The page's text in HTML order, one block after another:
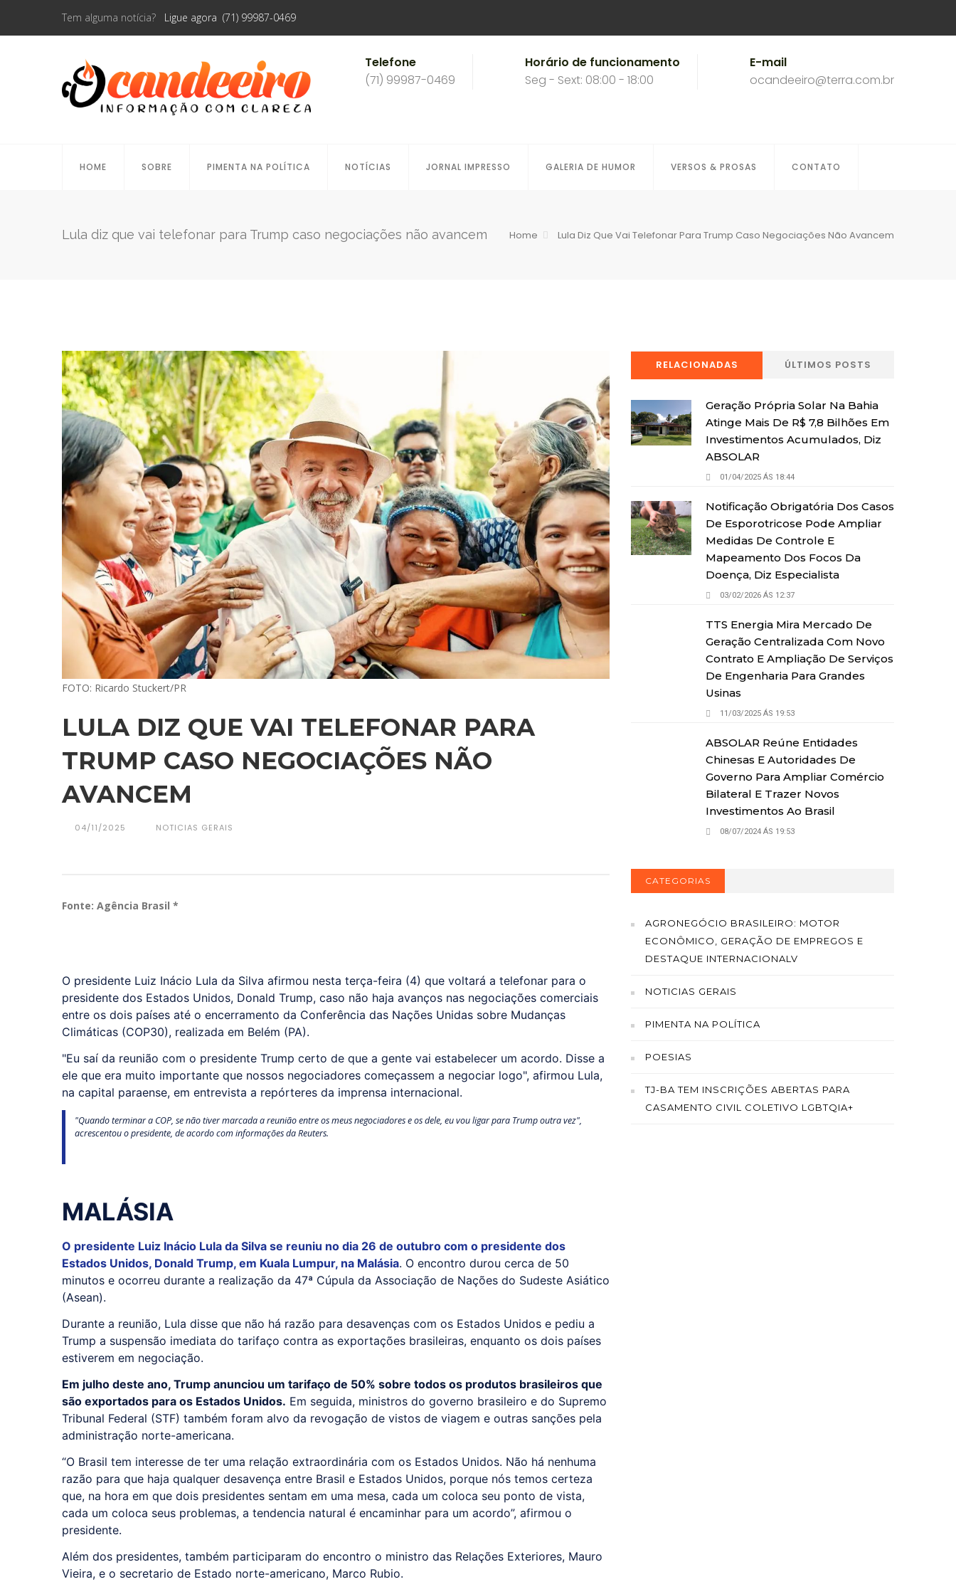
Tem alguma notícia? Ligue agora (71) 99987-0469
Telefone
(71) 99987-0469
Horário de funcionamento
Seg - Sext: 08:00 - 18:00
E-mail
ocandeeiro@terra.com.br
HOME SOBRE PIMENTA NA POLÍTICA NOTÍCIAS JORNAL IMPRESSO GALERIA DE HUMOR VERSOS & PROSAS CONTATO
Lula diz que vai telefonar para Trump caso negociações não avancem Home Lula Diz Que Vai Telefonar Para Trump Caso Negociações Não Avancem
FOTO: Ricardo Stuckert/PR
LULA DIZ QUE VAI TELEFONAR PARA
TRUMP CASO NEGOCIAÇÕES NÃO
AVANCEM
04/11/2025 NOTICIAS GERAIS
Fonte: Agência Brasil *
O presidente Luiz Inácio Lula da Silva afirmou nesta terça-feira (4) que voltará a telefonar para o
presidente dos Estados Unidos, Donald Trump, caso não haja avanços nas negociações comerciais
entre os dois países até o encerramento da Conferência das Nações Unidas sobre Mudanças
Climáticas (COP30), realizada em Belém (PA).
"Eu saí da reunião com o presidente Trump certo de que a gente vai estabelecer um acordo. Disse a
ele que era muito importante que nossos negociadores começassem a negociar logo", afirmou Lula,
na capital paraense, em entrevista a repórteres da imprensa internacional.
"Quando terminar a COP, se não tiver marcada a reunião entre os meus negociadores e os dele, eu vou ligar para Trump outra vez",
acrescentou o presidente, de acordo com informações da Reuters.
MALÁSIA
O presidente Luiz Inácio Lula da Silva se reuniu no dia 26 de outubro com o presidente dos
Estados Unidos, Donald Trump, em Kuala Lumpur, na Malásia. O encontro durou cerca de 50
minutos e ocorreu durante a realização da 47ª Cúpula da Associação de Nações do Sudeste Asiático
(Asean).
Durante a reunião, Lula disse que não há razão para desavenças com os Estados Unidos e pediu a
Trump a suspensão imediata do tarifaço contra as exportações brasileiras, enquanto os dois países
estiverem em negociação.
Em julho deste ano, Trump anunciou um tarifaço de 50% sobre todos os produtos brasileiros que
são exportados para os Estados Unidos. Em seguida, ministros do governo brasileiro e do Supremo
Tribunal Federal (STF) também foram alvo da revogação de vistos de viagem e outras sanções pela
administração norte-americana.
“O Brasil tem interesse de ter uma relação extraordinária com os Estados Unidos. Não há nenhuma
razão para que haja qualquer desavença entre Brasil e Estados Unidos, porque nós temos certeza
que, na hora em que dois presidentes sentam em uma mesa, cada um coloca seu ponto de vista,
cada um coloca seus problemas, a tendencia natural é encaminhar para um acordo”, afirmou o
presidente.
Além dos presidentes, também participaram do encontro o ministro das Relações Exteriores, Mauro
Vieira, e o secretario de Estado norte-americano, Marco Rubio.
RELACIONADAS ÚLTIMOS POSTS
Geração Própria Solar Na Bahia
Atinge Mais De R$ 7,8 Bilhões Em
Investimentos Acumulados, Diz
ABSOLAR
01/04/2025 ÁS 18:44
Notificação Obrigatória Dos Casos
De Esporotricose Pode Ampliar
Medidas De Controle E
Mapeamento Dos Focos Da
Doença, Diz Especialista
03/02/2026 ÁS 12:37
TTS Energia Mira Mercado De
Geração Centralizada Com Novo
Contrato E Ampliação De Serviços
De Engenharia Para Grandes
Usinas
11/03/2025 ÁS 19:53
ABSOLAR Reúne Entidades
Chinesas E Autoridades De
Governo Para Ampliar Comércio
Bilateral E Trazer Novos
Investimentos Ao Brasil
08/07/2024 ÁS 19:53
CATEGORIAS
AGRONEGÓCIO BRASILEIRO: MOTOR
ECONÔMICO, GERAÇÃO DE EMPREGOS E
DESTAQUE INTERNACIONALV
NOTICIAS GERAIS
PIMENTA NA POLÍTICA
POESIAS
TJ-BA TEM INSCRIÇÕES ABERTAS PARA
CASAMENTO CIVIL COLETIVO LGBTQIA+